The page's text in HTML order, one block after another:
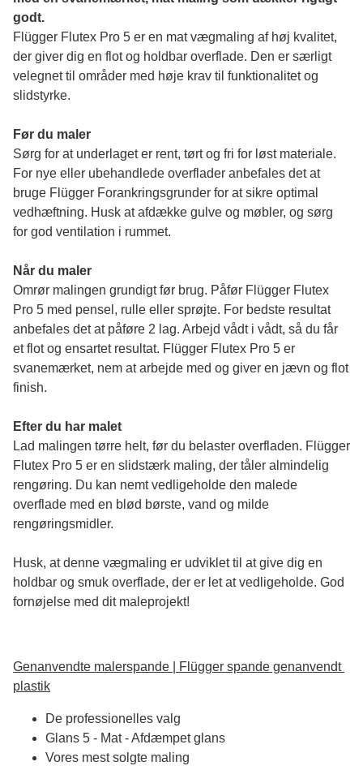
godt.
Flügger Flutex Pro 5 er en mat vægmaling af høj kvalitet,
der giver dig en flot og holdbar overflade. Den er særligt
velegnet til områder med høje krav til funktionalitet og
slidstyrke.
Før du maler
Sørg for at underlaget er rent, tørt og fri for løst materiale.
For nye eller ubehandlede overflader anbefales det at
bruge Flügger Forankringsgrunder for at sikre optimal
vedhæftning. Husk at afdække gulve og møbler, og sørg
for god ventilation i rummet.
Når du maler
Omrør malingen grundigt før brug. Påfør Flügger Flutex
Pro 5 med pensel, rulle eller sprøjte. For bedste resultat
anbefales det at påføre 2 lag. Arbejd vådt i vådt, så du får
et flot og ensartet resultat. Flügger Flutex Pro 5 er
svanemærket, nem at arbejde med og giver en jævn og flot
finish.
Efter du har malet
Lad malingen tørre helt, før du belaster overfladen. Flügger
Flutex Pro 5 er en slidstærk maling, der tåler almindelig
rengøring. Du kan nemt vedligeholde den malede
overflade med en blød børste, vand og milde
rengøringsmidler.
Husk, at denne vægmaling er udviklet til at give dig en
holdbar og smuk overflade, der er let at vedligeholde. God
fornøjelse med dit maleprojekt!
Genanvendte malerspande | Flügger spande genanvendt
plastik
De professionelles valg
Glans 5 - Mat - Afdæmpet glans
Vores mest solgte maling